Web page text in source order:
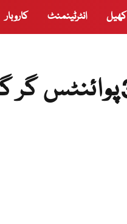
کھیل انٹرٹینمنٹ کاروبار